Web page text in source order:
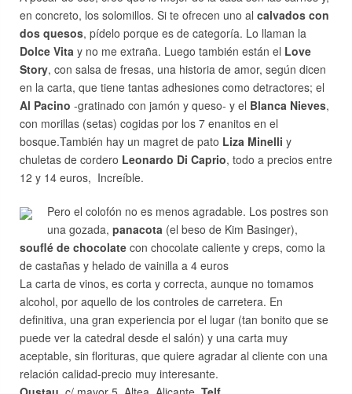
en concreto, los solomillos. Si te ofrecen uno al calvados con
dos quesos, pídelo porque es de categoría. Lo llaman la
Dolce Vita y no me extraña. Luego también están el Love
Story, con salsa de fresas, una historia de amor, según dicen
en la carta, que tiene tantas adhesiones como detractores; el
Al Pacino -gratinado con jamón y queso- y el Blanca Nieves,
con morillas (setas) cogidas por los 7 enanitos en el
bosque.También hay un magret de pato Liza Minelli y
chuletas de cordero Leonardo Di Caprio, todo a precios entre
12 y 14 euros, Increíble.
Pero el colofón no es menos agradable. Los postres son
una gozada, panacota (el beso de Kim Basinger),
souflé de chocolate con chocolate caliente y creps, como la
de castañas y helado de vainilla a 4 euros
La carta de vinos, es corta y correcta, aunque no tomamos
alcohol, por aquello de los controles de carretera. En
definitiva, una gran experiencia por el lugar (tan bonito que se
puede ver la catedral desde el salón) y una carta muy
aceptable, sin florituras, que quiere agradar al cliente con una
relación calidad-precio muy interesante.